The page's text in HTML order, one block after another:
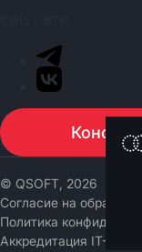
© QSOFT, 2026
Согласие на
Политика
Аккредитация IT-